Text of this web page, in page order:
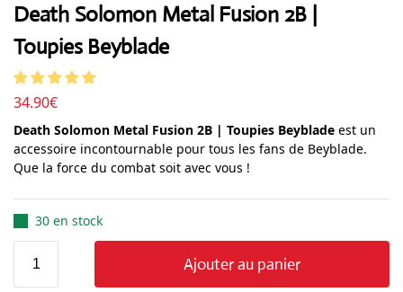
Death Solomon Metal Fusion 2B |
Toupies Beyblade
34.90€
Death Solomon Metal Fusion 2B | Toupies Beyblade est un
accessoire incontournable pour tous les fans de Beyblade.
Que la force du combat soit avec vous !
30 en stock
Ajouter au panier